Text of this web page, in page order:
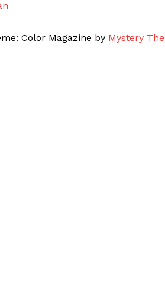
Color Magazine by Mystery